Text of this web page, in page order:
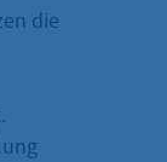
die